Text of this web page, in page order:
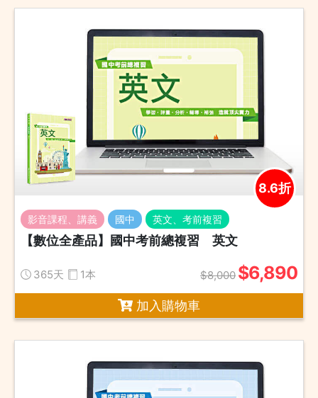
8.6折
影音課程、講義 國中 英文、考前複習
【數位全產品】國中考前總複習 英文
365天 1本 $8,000 $6,890
加入購物車